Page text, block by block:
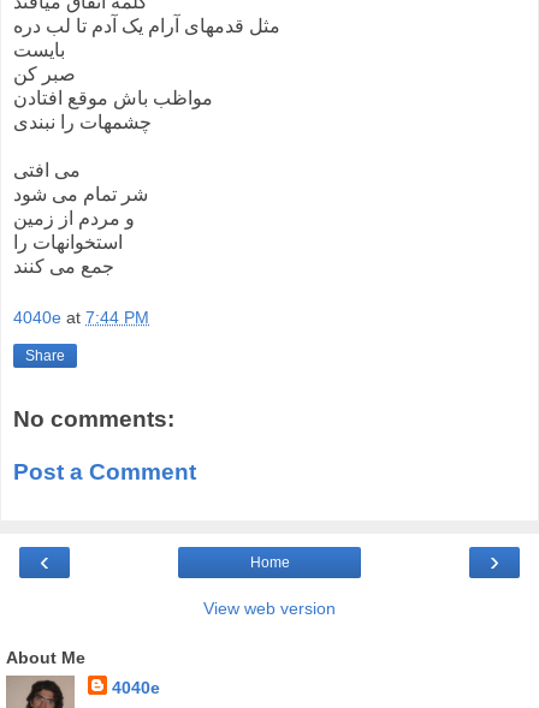
مثل قدمهای آرام یک آدم تا لب دره
بایست
صبر کن
مواظب باش موقع افتادن
چشمهات را نبندی
می افتی
شر تمام می شود
و مردم از زمین
استخوانهات را
جمع می کنند
4040e at 7:44 PM
Share
No comments:
Post a Comment
‹ ›
Home
View web version
About Me
4040e